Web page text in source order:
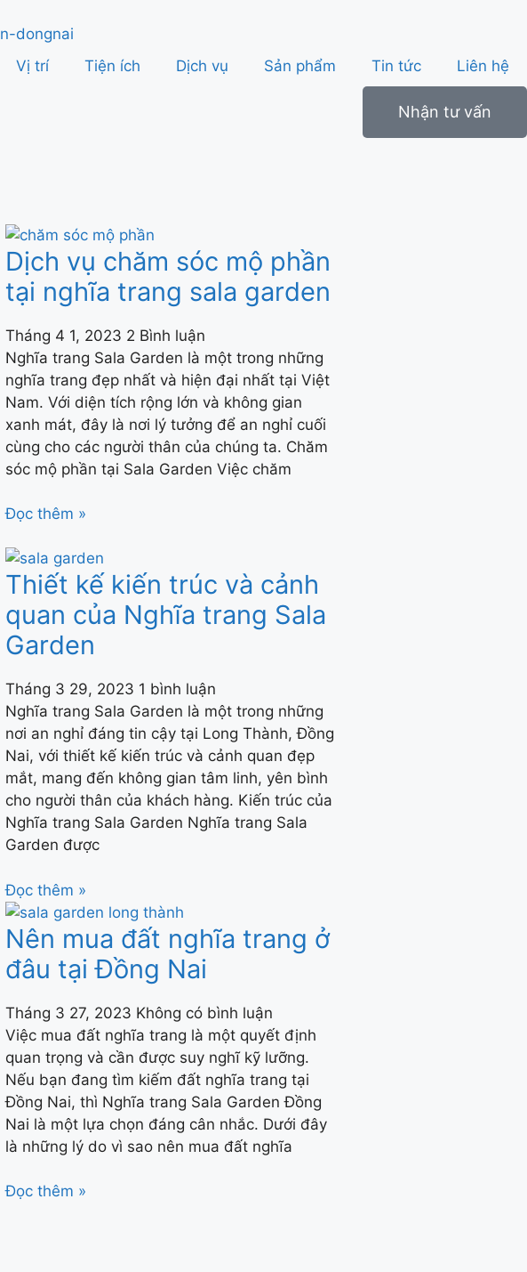
Vị trí Tiện ích Dịch vụ Sản phẩm Tin tức Liên hệ
Nhận tư vấn
Dịch vụ chăm sóc mộ phần
tại nghĩa trang sala garden
Tháng 4 1, 2023 2 Bình luận
Nghĩa trang Sala Garden là một trong những
nghĩa trang đẹp nhất và hiện đại nhất tại Việt
Nam. Với diện tích rộng lớn và không gian
xanh mát, đây là nơi lý tưởng để an nghỉ cuối
cùng cho các người thân của chúng ta. Chăm
sóc mộ phần tại Sala Garden Việc chăm
Đọc thêm »
Thiết kế kiến trúc và cảnh
quan của Nghĩa trang Sala
Garden
Tháng 3 29, 2023 1 bình luận
Nghĩa trang Sala Garden là một trong những
nơi an nghỉ đáng tin cậy tại Long Thành, Đồng
Nai, với thiết kế kiến trúc và cảnh quan đẹp
mắt, mang đến không gian tâm linh, yên bình
cho người thân của khách hàng. Kiến trúc của
Nghĩa trang Sala Garden Nghĩa trang Sala
Garden được
Đọc thêm »
Nên mua đất nghĩa trang ở
đâu tại Đồng Nai
Tháng 3 27, 2023 Không có bình luận
Việc mua đất nghĩa trang là một quyết định
quan trọng và cần được suy nghĩ kỹ lưỡng.
Nếu bạn đang tìm kiếm đất nghĩa trang tại
Đồng Nai, thì Nghĩa trang Sala Garden Đồng
Nai là một lựa chọn đáng cân nhắc. Dưới đây
là những lý do vì sao nên mua đất nghĩa
Đọc thêm »